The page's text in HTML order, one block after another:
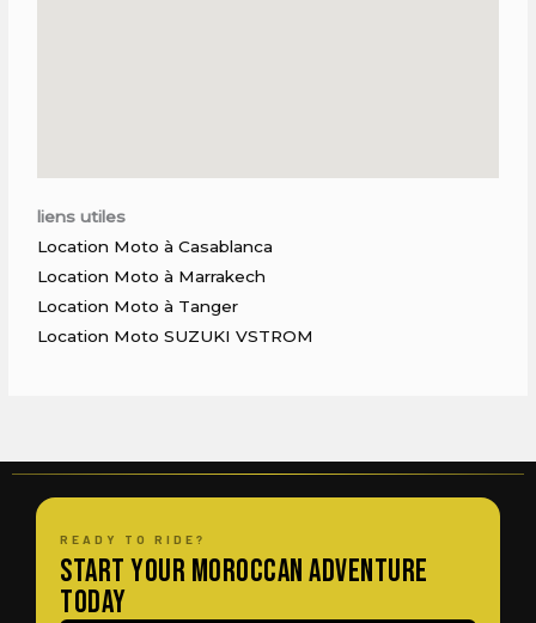
liens utiles
Location Moto à Casablanca
Location Moto à Marrakech
Location Moto à Tanger
Location Moto SUZUKI VSTROM
READY TO RIDE?
Start Your Moroccan Adventure
Today